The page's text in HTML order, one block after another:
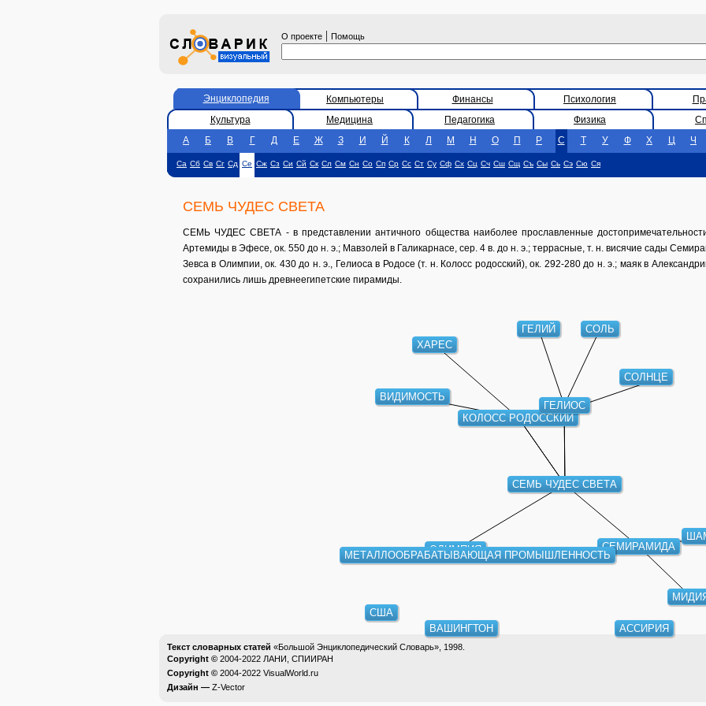
О проекте | Помощь
Энциклопедия Компьютеры Финансы Психология
Культура
Медицина Педагогика Физика
А
Б В Г Д Е Ж З И Й К Л М Н О П Р С Т У Ф Х Ц Ч
Са Сб Св Сг Сд Се Сж Сз Си Сй Ск Сл См Сн Со Сп Ср Сс Ст Су Сф Сх Сц Сч Сш Сщ Съ Сы Сь Сэ Сю Ся
СЕМЬ ЧУДЕС СВЕТА
СЕМЬ ЧУДЕС СВЕТА - в представлении античного общества наиболее прославленные
Артемиды в Эфесе, ок. 550 до н. э.; Мавзолей в Галикарнасе, сер. 4 в. до н. э.; террасные, т. н. висячие сады
Зевса в Олимпии, ок. 430 до н. э., Гелиоса в Родосе (т. н. Колосс родосский), ок. 292-280 до н. э.; маяк в
сохранились лишь древнеегипетские пирамиды.
СЕМЬ ЧУДЕС СВЕТА
КОЛОСС РОДОССКИЙ
ГЕЛИОС
СЕМИРАМИДА
ОЛИМПИЯ
ХАРЕС
ВИДИМОСТЬ
ГЕЛИЙ СОЛЬ
СОЛНЦЕ
АССИРИЯ
МЕТАЛЛООБРАБАТЫВАЮЩАЯ ПРОМЫШЛЕННОСТЬ
ВАШИНГТОН
США
Текст словарных статей «Большой Энциклопедический Словарь», 1998.
Copyright © 2004-2022 ЛАНИ, СПИИРАН
Copyright © 2004-2022 VisualWorld.ru
Дизайн — Z-Vector